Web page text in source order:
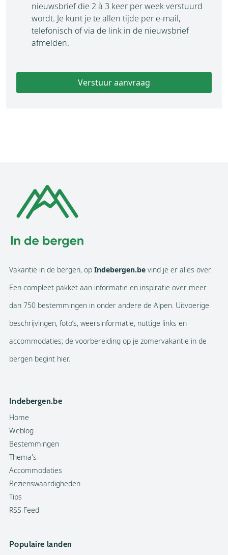
nieuwsbrief die 2 à 3 keer per week verstuurd
wordt. Je kunt je te allen tijde per e-mail,
telefonisch of via de link in de nieuwsbrief
afmelden.
Verstuur aanvraag
Vakantie in de bergen, op Indebergen.be vind je er alles over.
Een compleet pakket aan informatie en inspiratie over meer
dan 750 bestemmingen in onder andere de Alpen. Uitvoerige
beschrijvingen, foto’s, weersinformatie, nuttige links en
accommodaties; de voorbereiding op je zomervakantie in de
bergen begint hier.
Indebergen.be
Home
Weblog
Bestemmingen
Thema's
Accommodaties
Bezienswaardigheden
Tips
RSS Feed
Populaire landen